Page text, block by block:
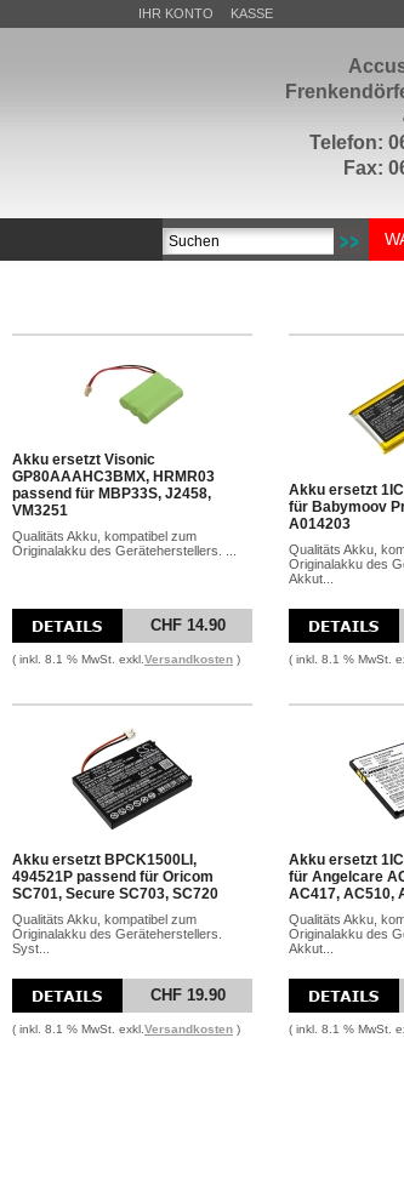
Telefon:
Fax:
IHR KONTO KASSE
Akku ersetzt Visonic
GP80AAAHC3BMX, HRMR03
passend für MBP33S, J2458,
VM3251
Qualitäts Akku, kompatibel zum
Originalakku des Geräteherstellers. ...
CHF 14.90
( inkl. 8.1 % MwSt. exkl. Versandkosten )
Akku ersetzt
für Babymoov
A014203
Qualitäts Akku,
Originalakku des
Akkut...
( inkl. 8.1 % MwSt.
Akku ersetzt BPCK1500LI,
494521P passend für Oricom
SC701, Secure SC703, SC720
Qualitäts Akku, kompatibel zum
Originalakku des Geräteherstellers.
Syst...
CHF 19.90
( inkl. 8.1 % MwSt. exkl. Versandkosten )
Akku ersetzt
für Angelcare
AC417, AC510,
Qualitäts Akku,
Originalakku des
Akkut...
( inkl. 8.1 % MwSt.